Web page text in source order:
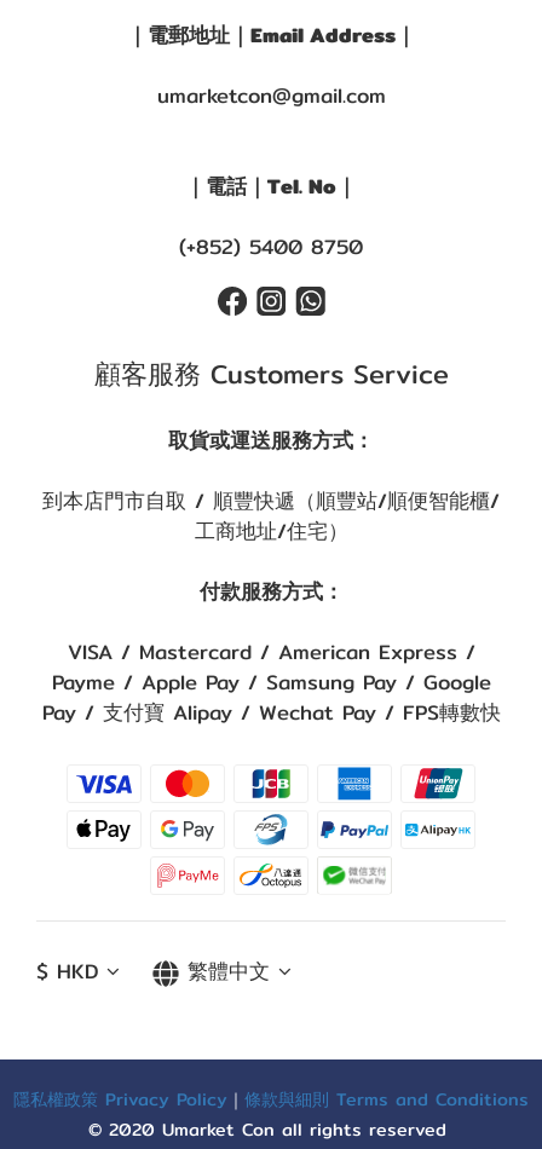
｜電郵地址｜Email Address｜
umarketcon@gmail.com
｜電話｜Tel. No｜
(+852) 5400 8750
顧客服務 Customers Service
取貨或運送服務方式：
到本店門市自取 / 順豐快遞（順豐站/順便智能櫃/
工商地址/住宅）
付款服務方式：
VISA / Mastercard / American Express /
Payme / Apple Pay / Samsung Pay / Google
Pay / 支付寶 Alipay / Wechat Pay / FPS轉數快
$ HKD 繁體中文
隱私權政策 Privacy Policy ｜ 條款與細則 Terms and Conditions
© 2020 Umarket Con all rights reserved